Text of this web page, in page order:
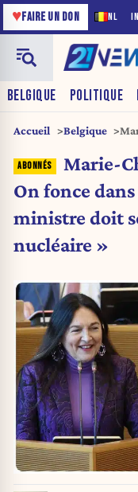
NL
♥FAIRE UN DON
BELGIQUE POLITIQUE
Accueil Belgique
Marie-
On fonce
ministre doit
nucléaire »